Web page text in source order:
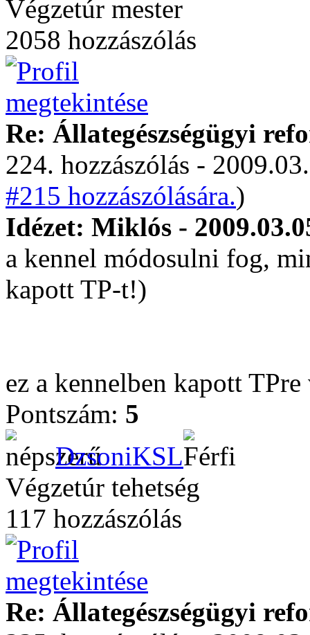
Végzetúr mester
2058 hozzászólás
Re: Állategészségügyi
224. hozzászólás -
#215 hozzászólására.)
Idézet: Miklós -
a kennel módosulni fog,
kapott TP-t!)
ez a kennelben kapott
Pontszám: 5
DzsoniKSL
Végzetúr tehetség
117 hozzászólás
Re: Állategészségügyi